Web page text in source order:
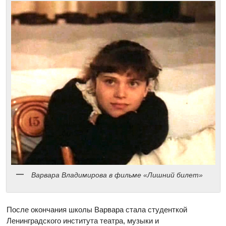
Варвара Владимирова в фильме «Лишний билет»
После окончания школы Варвара стала студенткой
Ленинградского института театра, музыки и